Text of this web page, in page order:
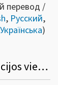
перевод /
, Русский,
Українська)
Projektų valdymo priemonės licencijos viešasis pirkimas